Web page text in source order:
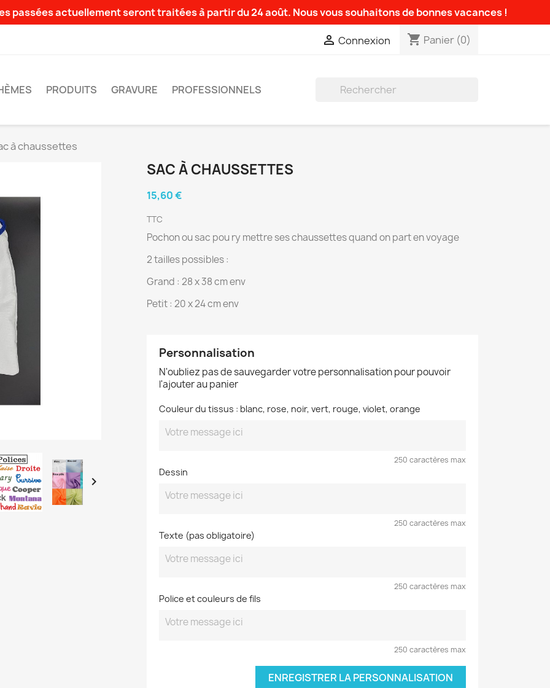
passées actuellement seront traitées à partir du 24 août. Nous vous souhaitons de bonnes vacances !
 Connexion shopping_cart Panier (0)
PRODUITS GRAVURE PROFESSIONNELS
à chaussettes

SAC À CHAUSSETTES
15,60 €
TTC
Pochon ou sac pou ry mettre ses chaussettes quand on part en voyage
2 tailles possibles :
Grand : 28 x 38 cm env
Petit : 20 x 24 cm env
Personnalisation
N'oubliez pas de sauvegarder votre personnalisation pour pouvoir
l'ajouter au panier
Couleur du tissus : blanc, rose, noir, vert, rouge, violet, orange
250 caractères max
Dessin
250 caractères max
Texte (pas obligatoire)
250 caractères max
Police et couleurs de fils
250 caractères max
ENREGISTRER LA PERSONNALISATION